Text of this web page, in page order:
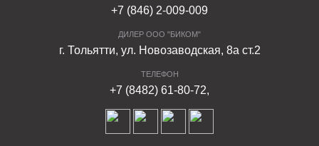
Продажа заборных блоков ведется по доступной цене.
Специалисты компании готовы оперативно принять
заказ и организовать доставку продукции по адресу
+7 (846) 2-009-009
ДИЛЕР ООО "БИКОМ"
г. Тольятти, ул. Новозаводская, 8а ст.2
ТЕЛЕФОН
+7 (8482) 61-80-72,